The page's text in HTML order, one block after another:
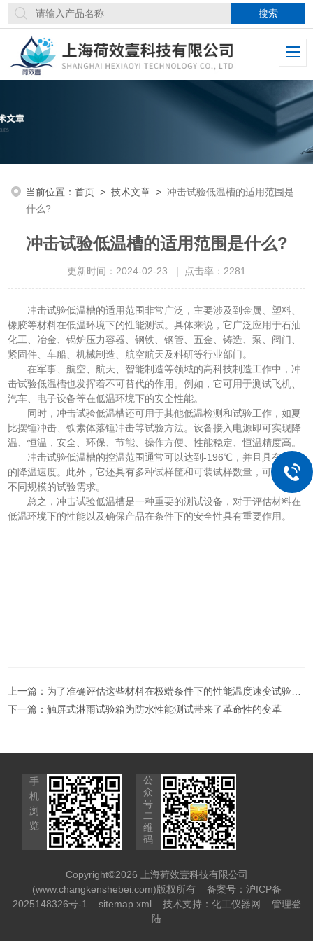
当前位置：首页 >技术文章 >冲击试验低温槽的适用范围是
什么?
冲击试验低温槽的适用范围是什么?
更新时间：2024-02-23 | 点击率：2281
冲击试验低温槽的适用范围非常广泛，主要涉及到金属、塑料、
橡胶等材料在低温环境下的性能测试。具体来说，它广泛应用于石油
化工、冶金、锅炉压力容器、钢铁、钢管、五金、铸造、泵、阀门、
紧固件、车船、机械制造、航空航天及科研等行业部门。
在军事、航空、航天、智能制造等领域的高科技制造工作中，冲
击试验低温槽也发挥着不可替代的作用。例如，它可用于测试飞机、
汽车、电子设备等在低温环境下的安全性能。
同时，冲击试验低温槽还可用于其他低温检测和试验工作，如夏
比摆锤冲击、铁素体落锤冲击等试验方法。设备接入电源即可实现降
温、恒温，安全、环保、节能、操作方便、性能稳定、恒温精度高。
冲击试验低温槽的控温范围通常可以达到-196℃，并且具有较快
的降温速度。此外，它还具有多种试样筐和可装试样数量，可以满足
不同规模的试验需求。
总之，冲击试验低温槽是一种重要的测试设备，对于评估材料在
低温环境下的性能以及确保产品在条件下的安全性具有重要作用。
上一篇： 为了准确评估这些材料在极端条件下的性能温度速变试验设备应运而生
下一篇：触屏式淋雨试验箱为防水性能测试带来了革命性的变革
手
机
浏
览
公
众
号
二
维
码
Copyright©2026 上海荷效壹科技有限公司
(www.changkenshebei.com)版权所有 备案号：沪ICP备
2025148326号-1
sitemap.xml 技术支持： 化工仪器网
管理登
陆